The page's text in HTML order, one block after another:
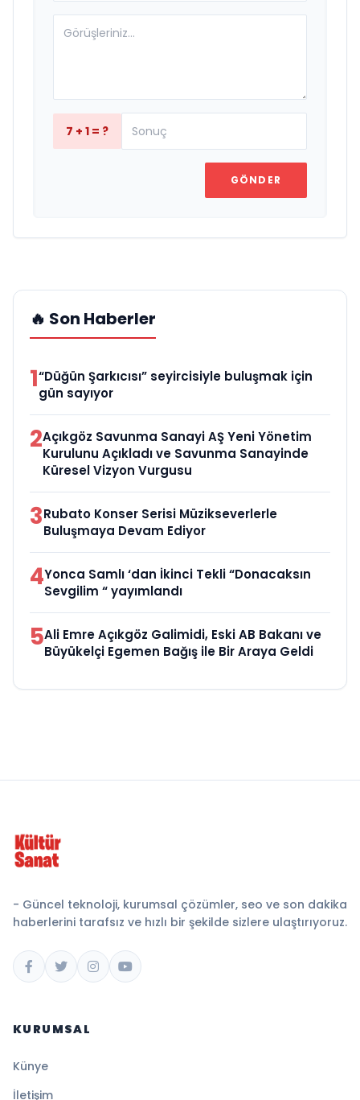
7 + 1 = ?
GÖNDER
🔥 Son Haberler
1“Düğün Şarkıcısı” seyircisiyle buluşmak için
gün sayıyor
2Açıkgöz Savunma Sanayi AŞ Yeni Yönetim
Kurulunu Açıkladı ve Savunma Sanayinde
Küresel Vizyon Vurgusu
3Rubato Konser Serisi Müzikseverlerle
Buluşmaya Devam Ediyor
4Yonca Samlı ‘dan İkinci Tekli “Donacaksın
Sevgilim “ yayımlandı
5Ali Emre Açıkgöz Galimidi, Eski AB Bakanı ve
Büyükelçi Egemen Bağış ile Bir Araya Geldi
- Güncel teknoloji, kurumsal çözümler, seo ve son dakika
haberlerini tarafsız ve hızlı bir şekilde sizlere ulaştırıyoruz.
KURUMSAL
Künye
İletişim